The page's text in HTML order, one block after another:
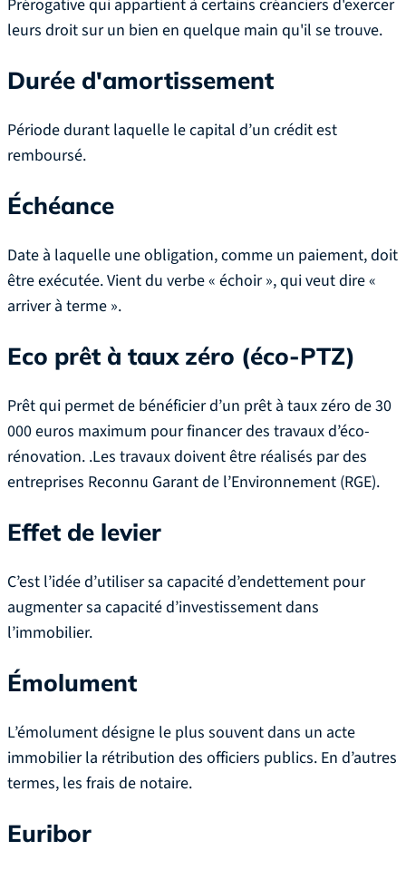
Prérogative qui appartient à certains créanciers d'exercer
leurs droit sur un bien en quelque main qu'il se trouve.
Durée d'amortissement
Période durant laquelle le capital d’un crédit est
remboursé.
Échéance
Date à laquelle une obligation, comme un paiement, doit
être exécutée. Vient du verbe « échoir », qui veut dire «
arriver à terme ».
Eco prêt à taux zéro (éco-PTZ)
Prêt qui permet de bénéficier d’un prêt à taux zéro de 30
000 euros maximum pour financer des travaux d’éco-
rénovation. .Les travaux doivent être réalisés par des
entreprises Reconnu Garant de l’Environnement (RGE).
Effet de levier
C’est l’idée d’utiliser sa capacité d’endettement pour
augmenter sa capacité d’investissement dans
l’immobilier.
Émolument
L’émolument désigne le plus souvent dans un acte
immobilier la rétribution des officiers publics. En d’autres
termes, les frais de notaire.
Euribor